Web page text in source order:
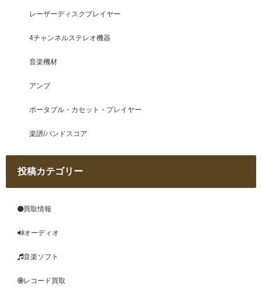
レーザーディスクプレイヤー
4チャンネルステレオ機器
音楽機材
アンプ
ポータブル・カセット・プレイヤー
楽譜/バンドスコア
投稿カテゴリー
買取情報
オーディオ
音楽ソフト
レコード買取